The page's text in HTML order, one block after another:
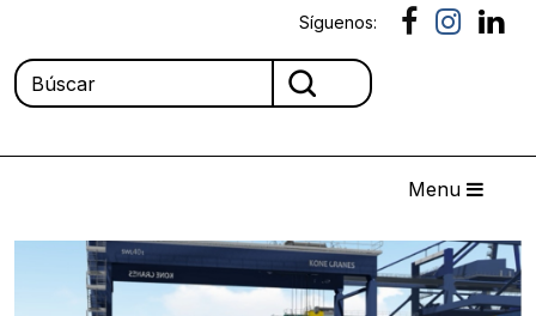
Síguenos:
Menu